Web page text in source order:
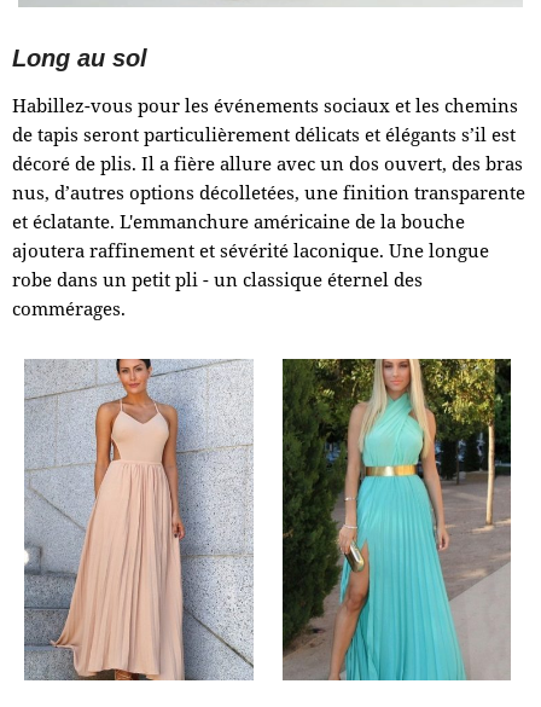
Long au sol
Habillez-vous pour les événements sociaux et les chemins
de tapis seront particulièrement délicats et élégants s’il est
décoré de plis. Il a fière allure avec un dos ouvert, des bras
nus, d’autres options décolletées, une finition transparente
et éclatante. L'emmanchure américaine de la bouche
ajoutera raffinement et sévérité laconique. Une longue
robe dans un petit pli - un classique éternel des
commérages.